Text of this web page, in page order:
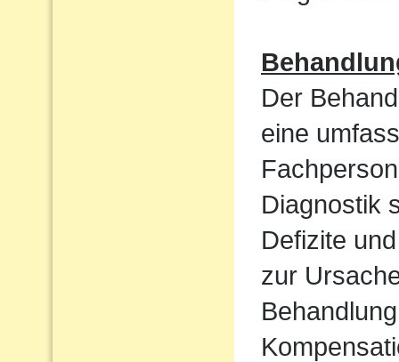
Der
eine
Diagnostik
Defizite
zur